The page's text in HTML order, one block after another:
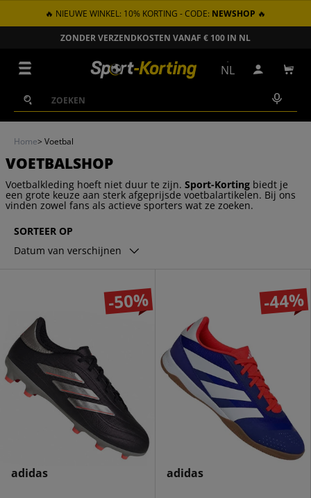
GA NAAR INHOUD
🔥 NIEUWE WINKEL: 10% KORTING - CODE: NEWSHOP 🔥
ZONDER VERZENDKOSTEN VANAF € 100 IN NL
Zoeken
Zoeken
NL Inloggen
Home> Voetbal
VOETBALSHOP
Voetbalkleding hoeft niet duur te zijn. Sport-Korting biedt je
een grote keuze aan sterk afgeprijsde voetbalartikelen. Bij ons
vinden zowel fans als actieve sporters wat ze zoeken.
SORTEER OP
Datum van verschijnen
-50%
adidas
-44%
adidas